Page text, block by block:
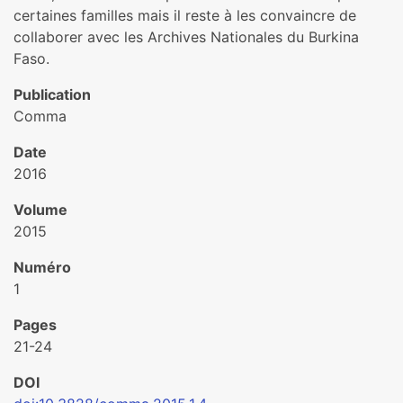
certaines familles mais il reste à les convaincre de
collaborer avec les Archives Nationales du Burkina
Faso.
Publication
Comma
Date
2016
Volume
2015
Numéro
1
Pages
21-24
DOI